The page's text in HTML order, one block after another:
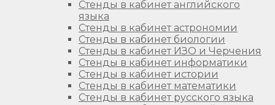
Стенды в кабинет английского
языка
Стенды в кабинет астрономии
Стенды в кабинет биологии
Стенды в кабинет ИЗО и Черчения
Стенды в кабинет информатики
Стенды в кабинет истории
Стенды в кабинет математики
Стенды в кабинет русского языка